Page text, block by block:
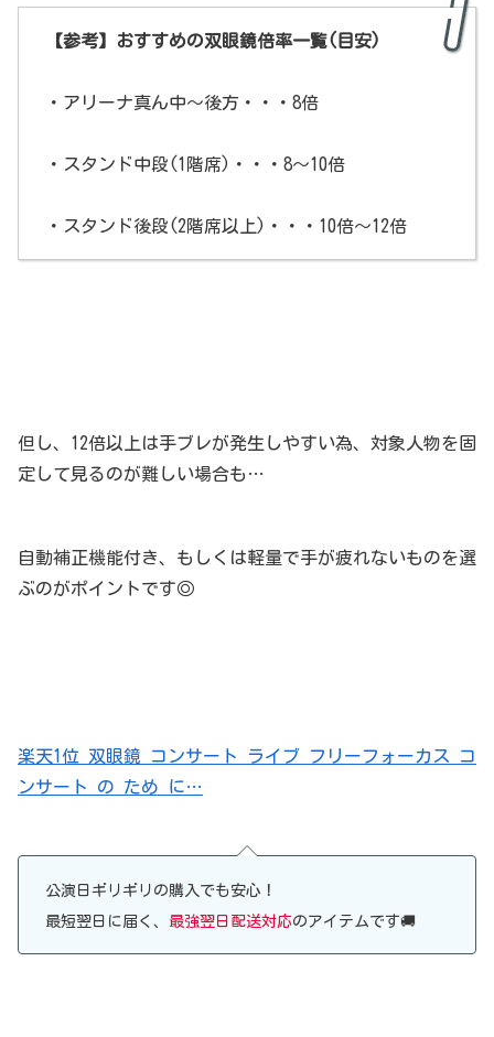
【参考】おすすめの双眼鏡倍率一覧(目安)
・アリーナ真ん中～後方・・・8倍
・スタンド中段(1階席)・・・8～10倍
・スタンド後段(2階席以上)・・・10倍～12倍
但し、12倍以上は手ブレが発生しやすい為、対象人物を固
定して見るのが難しい場合も…
自動補正機能付き、もしくは軽量で手が疲れないものを選
ぶのがポイントです◎
楽天1位 双眼鏡 コンサート ライブ フリーフォーカス コ
ンサート の ため に…
公演日ギリギリの購入でも安心！
最短翌日に届く、 最強翌日配送対応のアイテムです🚚